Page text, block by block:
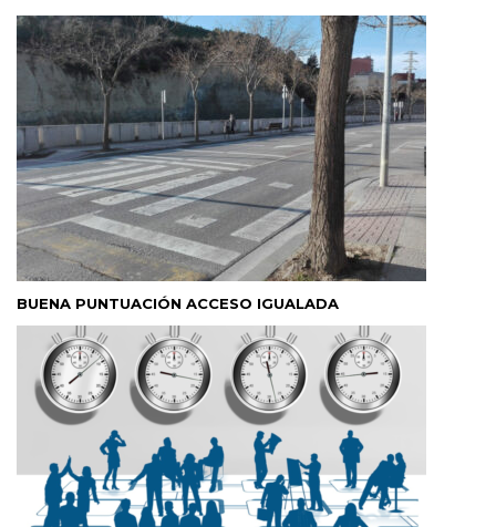
BUENA PUNTUACIÓN ACCESO IGUALADA